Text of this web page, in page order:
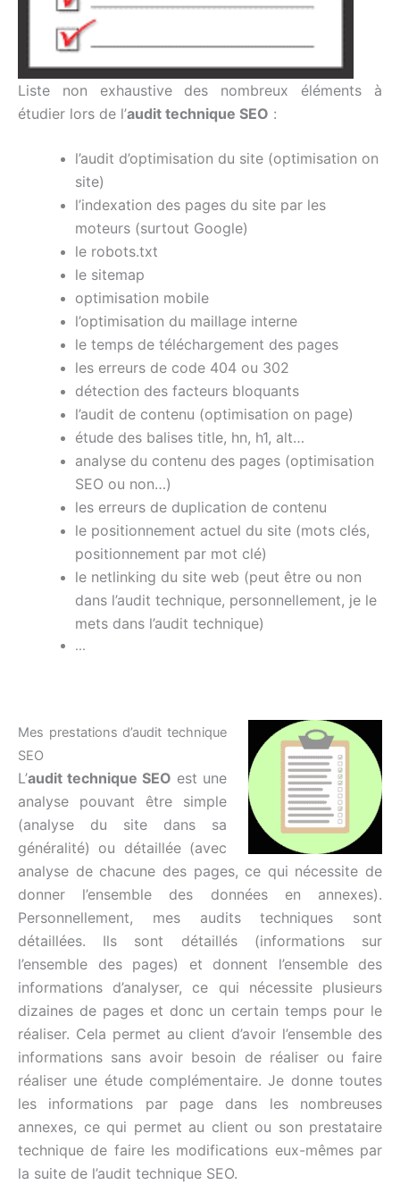
Liste non exhaustive des nombreux éléments à
étudier lors de l’audit technique SEO :
l’audit d’optimisation du site (optimisation on
site)
l’indexation des pages du site par les
moteurs (surtout Google)
le robots.txt
le sitemap
optimisation mobile
l’optimisation du maillage interne
le temps de téléchargement des pages
les erreurs de code 404 ou 302
détection des facteurs bloquants
l’audit de contenu (optimisation on page)
étude des balises title, hn, h1, alt…
analyse du contenu des pages (optimisation
SEO ou non…)
les erreurs de duplication de contenu
le positionnement actuel du site (mots clés,
positionnement par mot clé)
le netlinking du site web (peut être ou non
dans l’audit technique, personnellement, je le
mets dans l’audit technique)
…
Mes prestations d’audit technique
SEO
L’audit technique SEO est une
analyse pouvant être simple
(analyse du site dans sa
généralité) ou détaillée (avec
analyse de chacune des pages, ce qui nécessite de
donner l’ensemble des données en annexes).
Personnellement, mes audits techniques sont
détaillées. Ils sont détaillés (informations sur
l’ensemble des pages) et donnent l’ensemble des
informations d’analyser, ce qui nécessite plusieurs
dizaines de pages et donc un certain temps pour le
réaliser. Cela permet au client d’avoir l’ensemble des
informations sans avoir besoin de réaliser ou faire
réaliser une étude complémentaire. Je donne toutes
les informations par page dans les nombreuses
annexes, ce qui permet au client ou son prestataire
technique de faire les modifications eux-mêmes par
la suite de l’audit technique SEO.